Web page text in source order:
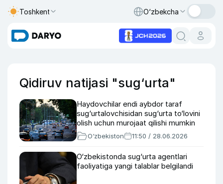
Toshkent O‘zbekcha
Qidiruv natijasi "sug‘urta"
Haydovchilar endi aybdor taraf
sug‘urtalovchisidan sug‘urta to‘lovini
olish uchun murojaat qilishi mumkin
O‘zbekiston 11:50 / 28.06.2026
O‘zbekistonda sug‘urta agentlari
faoliyatiga yangi talablar belgilandi